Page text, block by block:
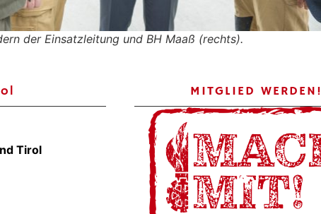
der Einsatzleitung und BH Maaß (rechts).
Tirol
MITGLIED WERDEN!